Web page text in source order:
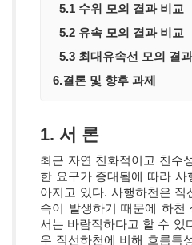
5.1 수위 모의 결과 비교
5.2 유속 모의 결과 비교
5.3 최대유속선 모의 결
6.결론 및 향후 과제
1. 서 론
최근 자연 친화적이고 친수
한 요구가 증대됨에 따라
아지고 있다. 사행하천은
속이 발생하기 때문에 하천
서는 바람직하다고 할 수 있
우 직선하천에 비해 흐름특